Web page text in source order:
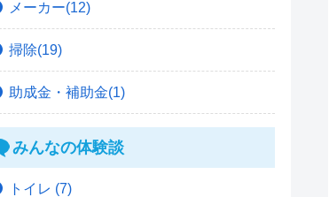
メーカー(12)
掃除(19)
助成金・補助金(1)
みんなの体験談
トイレ (7)